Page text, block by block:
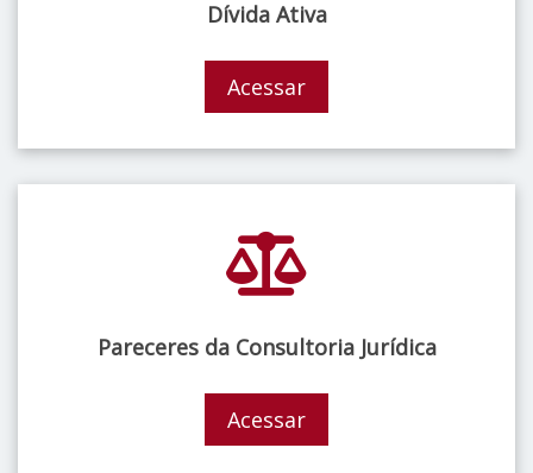
Dívida Ativa
Acessar
Pareceres da Consultoria Jurídica
Acessar